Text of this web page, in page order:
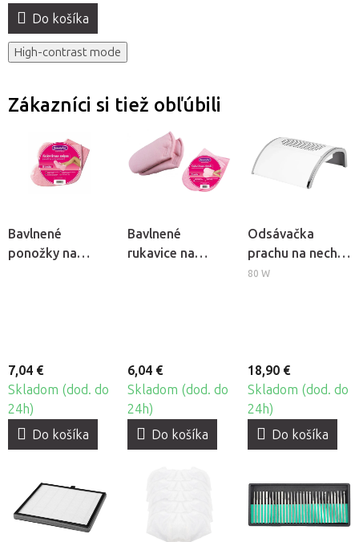
Do košíka
High-contrast mode
Zákazníci si tiež obľúbili
Bavlnené
ponožky na
7,04 €
Skladom (dod. do
24h)
Do košíka
Bavlnené
rukavice na
6,04 €
Skladom (dod. do
24h)
Do košíka
Odsávačka
prachu na nechty
Momo Basic 383
80 W
18,90 €
Skladom (dod. do
24h)
Do košíka